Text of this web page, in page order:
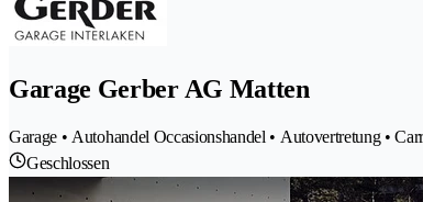
Garage Gerber AG Matten
Garage • Autohandel Occasionshandel • Autovertretung •
Geschlossen